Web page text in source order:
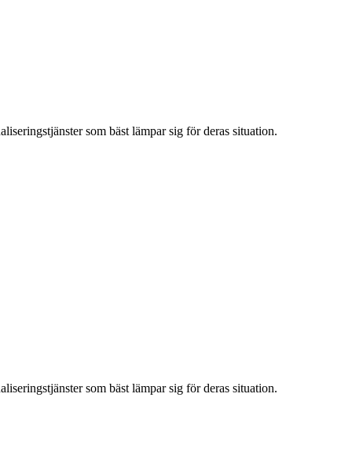
som bäst lämpar sig för deras situation.
som bäst lämpar sig för deras situation.